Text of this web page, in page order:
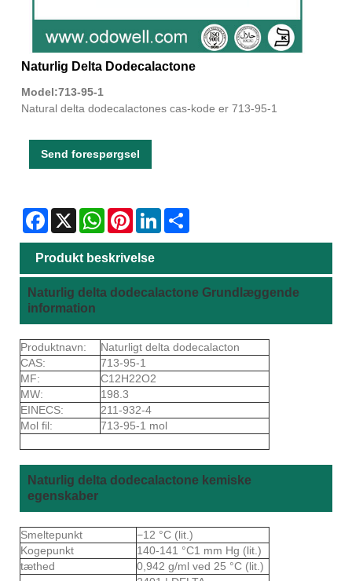
Naturlig Delta Dodecalactone
Model:713-95-1
Natural delta dodecalactones cas-kode er 713-95-1
Send forespørgsel
Facebook
X WhatsAppPinterestLinkedIn
Produkt beskrivelse
Naturlig delta dodecalactone Grundlæggende
information
Produktnavn:
Naturligt delta dodecalacton
CAS:
713-95-1
MF:
C12H22O2
MW:
198.3
EINECS:
211-932-4
Mol fil:
713-95-1 mol
Naturlig delta dodecalactone kemiske
egenskaber
Smeltepunkt
−12 °C (lit.)
Kogepunkt
140-141 °C1 mm Hg (lit.)
tæthed
0,942 g/ml ved 25 °C (lit.)